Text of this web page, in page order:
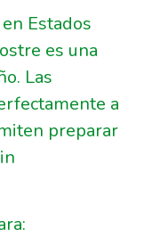
Estados
es una
Las
a
preparar